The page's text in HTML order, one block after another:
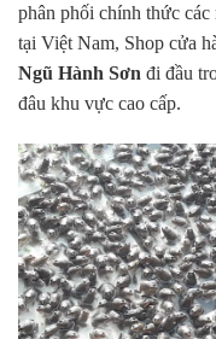
phân phối chính thức
tại Việt Nam, Shop cửa
Ngũ Hành Sơn đi đầu
đâu khu vực cao cấp.